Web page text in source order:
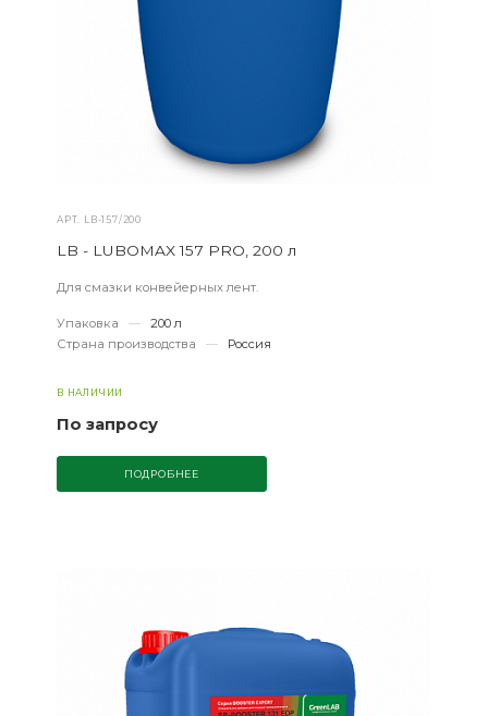
АРТ. LB-157/200
LB - LUBOMAX 157 PRO, 200 л
Для смазки конвейерных лент.
Упаковка —
200 л
Страна производства
— Россия
В НАЛИЧИИ
По запросу
ПОДРОБНЕЕ